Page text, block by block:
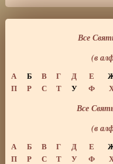
Все
(в
А Б В Г Д Е
П
Р С Т У Ф
Все
(в
А Б В Г Д Е
П
Р С Т У Ф